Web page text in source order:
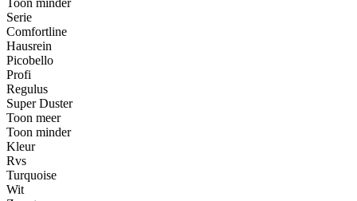
Toon minder
Serie
Comfortline
Hausrein
Picobello
Profi
Regulus
Super Duster
Toon meer
Toon minder
Kleur
Rvs
Turquoise
Wit